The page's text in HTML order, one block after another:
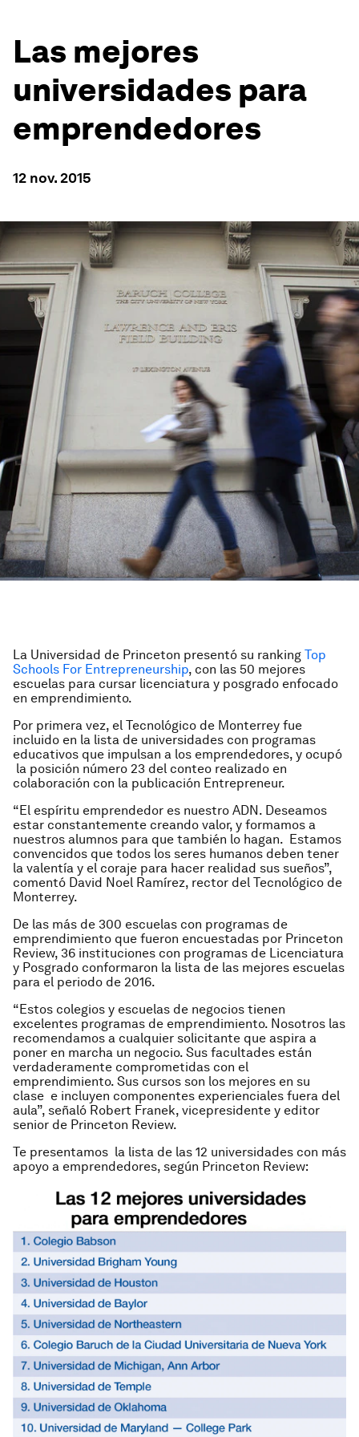
Las mejores
universidades para
emprendedores
12 nov. 2015
La Universidad de Princeton presentó su ranking Top
Schools For Entrepreneurship, con las 50 mejores
escuelas para cursar licenciatura y posgrado enfocado
en emprendimiento.
Por primera vez, el Tecnológico de Monterrey fue
incluido en la lista de universidades con programas
educativos que impulsan a los emprendedores, y ocupó
la posición número 23 del conteo realizado en
colaboración con la publicación Entrepreneur.
“El espíritu emprendedor es nuestro ADN. Deseamos
estar constantemente creando valor, y formamos a
nuestros alumnos para que también lo hagan. Estamos
convencidos que todos los seres humanos deben tener
la valentía y el coraje para hacer realidad sus sueños”,
comentó David Noel Ramírez, rector del Tecnológico de
Monterrey.
De las más de 300 escuelas con programas de
emprendimiento que fueron encuestadas por Princeton
Review, 36 instituciones con programas de Licenciatura
y Posgrado conformaron la lista de las mejores escuelas
para el periodo de 2016.
“Estos colegios y escuelas de negocios tienen
excelentes programas de emprendimiento. Nosotros las
recomendamos a cualquier solicitante que aspira a
poner en marcha un negocio. Sus facultades están
verdaderamente comprometidas con el
emprendimiento. Sus cursos son los mejores en su
clase e incluyen componentes experienciales fuera del
aula”, señaló Robert Franek, vicepresidente y editor
senior de Princeton Review.
Te presentamos la lista de las 12 universidades con más
apoyo a emprendedores, según Princeton Review: